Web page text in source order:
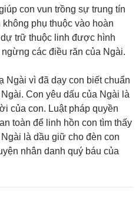
con vun trồng sự trung tín
phụ thuộc vào hoàn
trữ thuộc linh được hình
các điều răn của Ngài.
Ngài vì đã dạy con biết chuẩn
Con yêu dấu của Ngài là
của con. Luật pháp quyền
toàn để linh hồn con tìm thấy
là dầu giữ cho đèn con
nhân danh quý báu của